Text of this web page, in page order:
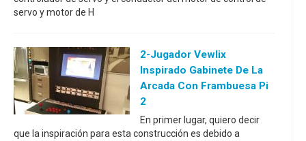
servo y motor de H
2-Jugador Vewlix
Inspirado Gabinete De La
Arcada Con Frambuesa Pi
2
En primer lugar, quiero decir
que la inspiración para esta construcción es debido a